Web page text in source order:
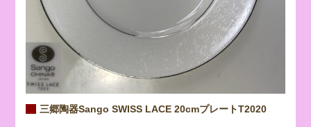
三郷陶器Sango SWISS LACE 20cmプレートT2020